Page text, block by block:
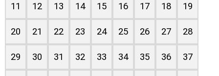
11 12 13 14 15 16 17 18 19
20 21 22 23 24 25 26 27 28
29 30 31 32 33 34 35 36 37